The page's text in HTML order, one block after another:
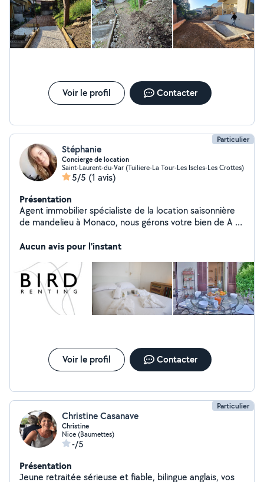
Voir le profil Contacter
Particulier
Stéphanie
Concierge de location
Saint-Laurent-du-Var (Tuiliere-La Tour-Les Iscles-Les Crottes)
5/5 (1 avis)
Présentation
Agent immobilier spécialiste de la location saisonnière
de mandelieu à Monaco, nous gérons votre bien de A à
moi pour plus d'informations
Aucun avis pour l'instant
Voir le profil Contacter
Particulier
Christine Casanave
Christine
Nice (Baumettes)
-/5
Présentation
Jeune retraitée sérieuse et fiable, bilingue anglais, vos